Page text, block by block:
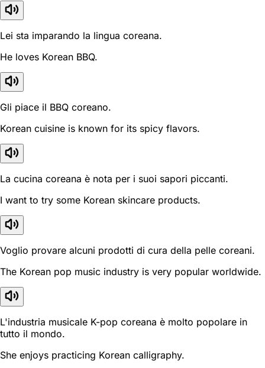
Lei sta imparando la lingua coreana.
He loves Korean BBQ.
Gli piace il BBQ coreano.
Korean cuisine is known for its spicy flavors.
La cucina coreana è nota per i suoi sapori piccanti.
I want to try some Korean skincare products.
Voglio provare alcuni prodotti di cura della pelle coreani.
The Korean pop music industry is very popular worldwide.
L'industria musicale K-pop coreana è molto popolare in
tutto il mondo.
She enjoys practicing Korean calligraphy.